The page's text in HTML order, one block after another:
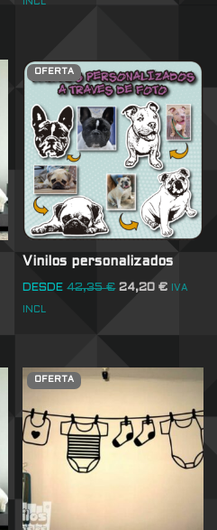
INCL
OFERTA
Vinilos personalizados
DESDE 42,35€ 24,20€ IVA
INCL
OFERTA